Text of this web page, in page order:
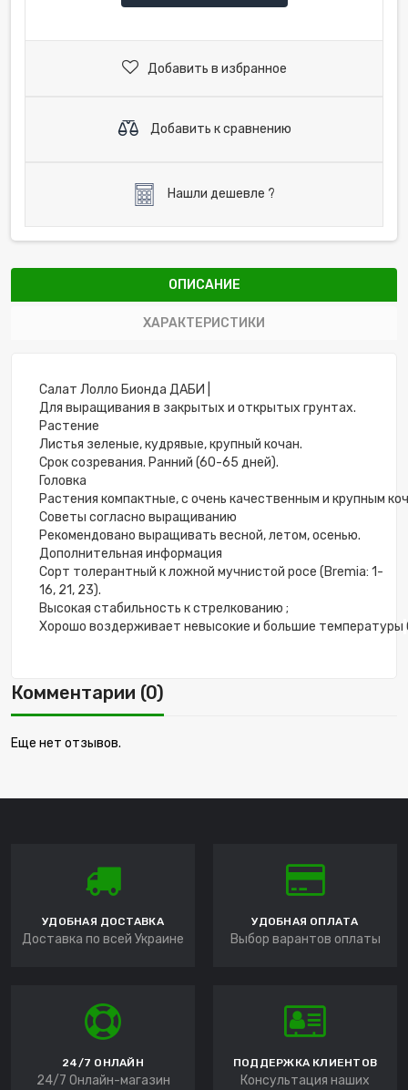
Добавить в избранное
Добавить к сравнению
Нашли дешевле ?
ОПИСАНИЕ
ХАРАКТЕРИСТИКИ
Салат Лолло Бионда ДАБИ
Для выращивания в закрытых и открытых грунтах.
Растение
Листья зеленые,кудрявые,крупный кочан.
Сроксозревания. Ранний (60-65 дней).
Головка
Растения компактные,с очень качественным и крупным
Советы согласно выращиванию
Рекомендовано выращивать весной,летом,осенью.
Дополнительная информация
Сорт толерантный кложной мучнистой росе (Bremia: 1-
16, 21, 23).
Высокая стабильность кстрелкованию ;
Хорошо воздерживает невысокие и большие температуры
Комментарии (0)
Еще нет отзывов.
УДОБНАЯ ДОСТАВКА
Доставка по всей Украине
УДОБНАЯ ОПЛАТА
Выбор варантов оплаты
24/7 ОНЛАЙН
24/7 Онлайн-магазин
ПОДДЕРЖКА КЛИЕНТОВ
Консультация наших